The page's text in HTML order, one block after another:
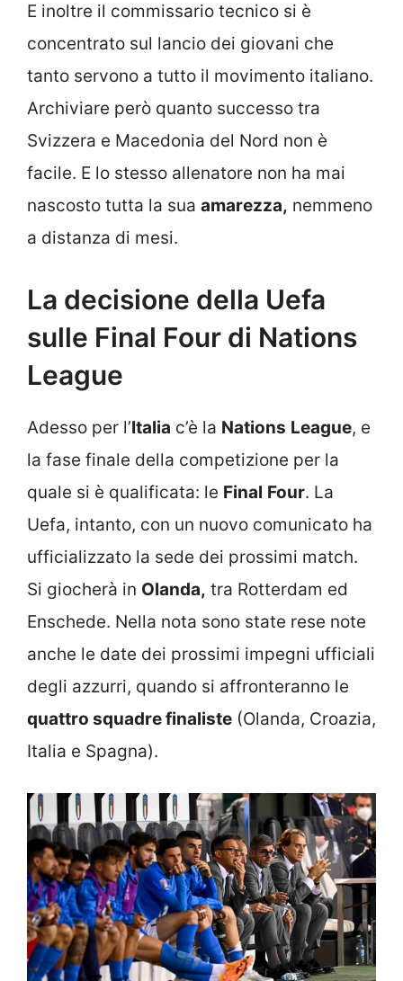
E inoltre il commissario tecnico si è
concentrato sul lancio dei giovani che
tanto servono a tutto il movimento italiano.
Archiviare però quanto successo tra
Svizzera e Macedonia del Nord non è
facile. E lo stesso allenatore non ha mai
nascosto tutta la sua amarezza, nemmeno
a distanza di mesi.
La decisione della Uefa
sulle Final Four di Nations
League
Adesso per l’Italia c’è la Nations League, e
la fase finale della competizione per la
quale si è qualificata: le Final Four. La
Uefa, intanto, con un nuovo comunicato ha
ufficializzato la sede dei prossimi match.
Si giocherà in Olanda, tra Rotterdam ed
Enschede. Nella nota sono state rese note
anche le date dei prossimi impegni ufficiali
degli azzurri, quando si affronteranno le
quattro squadre finaliste (Olanda, Croazia,
Italia e Spagna).